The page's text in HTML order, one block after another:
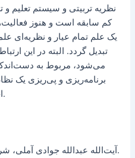
نظریه تربیتی و سیستم تعلیم
کم سابقه است و هنوز
یک علم تمام عیار و نظریه‌ای
تبدیل گردد. البته در این
می‌شود، مربوط به
برنامه‌ریزی و پی‌ریزی یک
اجرای آن در مرحله عمل می‌باشد.
۱. ↑ آیت‌الله عبدالله جوادی آملی، شریعت در آینه معرفت، ص۹۳.